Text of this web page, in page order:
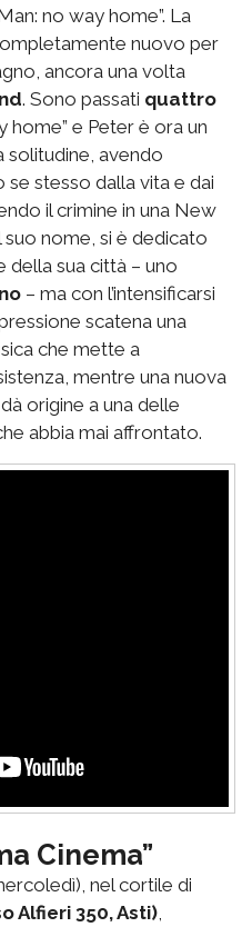
no way home”. La
nuovo per
ancora una volta
. Sono passati quattro
home” e Peter è ora un
solitudine, avendo
stesso dalla vita e dai
il crimine in una New
nome, si è dedicato
sua città – uno
– ma con l’intensificarsi
scatena una
che mette a
mentre una nuova
origine a una delle
abbia mai affrontato.
Cinema”
nel cortile di
Alfieri 350, Asti)